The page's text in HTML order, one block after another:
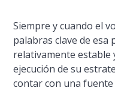
Siempre y cuando el
palabras clave de esa
relativamente estable
ejecución de su
contar con una